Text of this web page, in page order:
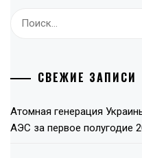
Найти:
СВЕЖИЕ ЗАПИСИ
Атомная генерация
АЭС за первое полугодие